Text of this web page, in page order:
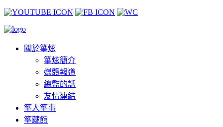
關於箏炫
箏炫簡介
媒體報道
總監的話
友情連結
箏人箏事
箏藏館